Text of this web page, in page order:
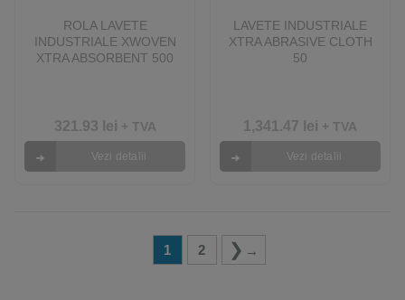
ROLA LAVETE
INDUSTRIALE XWOVEN
XTRA ABSORBENT 500
321.93 lei + TVA
Vezi detalii
LAVETE INDUSTRIALE
XTRA ABRASIVE CLOTH
50
1,341.47 lei + TVA
Vezi detalii
1 2 →